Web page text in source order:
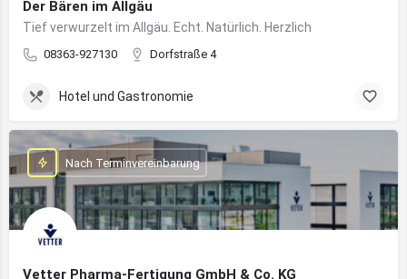
Der Bären im Allgäu
Tief verwurzelt im Allgäu. Echt. Natürlich. Herzlich
08363-927130 Dorfstraße 4
Hotel und Gastronomie
Vetter Pharma-Fertigung GmbH & Co. KG
Nach Terminvereinbarung